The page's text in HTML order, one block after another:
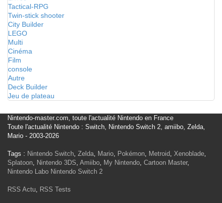
Tactical-RPG
Twin-stick shooter
City Builder
LEGO
Multi
Cinéma
Film
console
Autre
Deck Builder
Jeu de plateau
Nintendo-master.com, toute l'actualité Nintendo en France
Toute l'actualité Nintendo : Switch, Nintendo Switch 2, amiibo, Zelda,
Mario - 2003-2026
Tags : Nintendo Switch, Zelda, Mario, Pokémon, Metroid, Xenoblade,
Splatoon, Nintendo 3DS, Amiibo, My Nintendo, Cartoon Master,
Nintendo Labo Nintendo Switch 2
RSS Actu, RSS Tests